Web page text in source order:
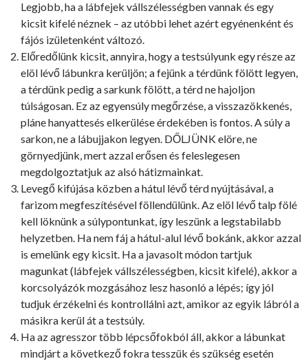
Legjobb, ha a lábfejek vállszélességben vannak és egy
kicsit kifelé néznek – az utóbbi lehet azért egyénenként és
fájós izületenként változó.
Előredőlünk kicsit, annyira, hogy a testsúlyunk egy része az
elöl lévő lábunkra kerüljön; a fejünk a térdünk fölött legyen,
a térdünk pedig a sarkunk fölött, a térd ne hajoljon
túlságosan. Ez az egyensúly megőrzése, a visszazökkenés,
pláne hanyattesés elkerülése érdekében is fontos. A súly a
sarkon, ne a lábujjakon legyen. DŐLJÜNK elöre, ne
görnyedjünk, mert azzal erősen és feleslegesen
megdolgoztatjuk az alsó hátizmainkat.
Levegő kifújása közben a hátul lévő térd nyújtásával, a
farizom megfeszítésével föllendülünk. Az elöl lévő talp fölé
kell löknünk a súlypontunkat, így leszünk a legstabilabb
helyzetben. Ha nem fáj a hátul-alul lévő bokánk, akkor azzal
is emelünk egy kicsit. Ha a javasolt módon tartjuk
magunkat (lábfejek vállszélességben, kicsit kifelé), akkor a
korcsolyázók mozgásához lesz hasonló a lépés; így jól
tudjuk érzékelni és kontrollálni azt, amikor az egyik lábról a
másikra kerül át a testsúly.
Ha az agresszor több lépcsőfokból áll, akkor a lábunkat
mindjárt a következő fokra tesszük és szükség esetén